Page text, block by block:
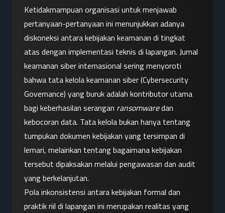
Ketidakmampuan organisasi untuk menjawab
pertanyaan-pertanyaan ini menunjukkan adanya
diskoneksi antara kebijakan keamanan di tingkat
atas dengan implementasi teknis di lapangan. Jurnal
keamanan siber internasional sering menyoroti
bahwa tata kelola keamanan siber (Cybersecurity
Governance) yang buruk adalah kontributor utama
bagi keberhasilan serangan ransomware dan
kebocoran data. Tata kelola bukan hanya tentang
tumpukan dokumen kebijakan yang tersimpan di
lemari, melainkan tentang bagaimana kebijakan
tersebut dipaksakan melalui pengawasan dan audit
yang berkelanjutan.
Pola inkonsistensi antara kebijakan formal dan
praktik riil di lapangan ini merupakan realitas yang